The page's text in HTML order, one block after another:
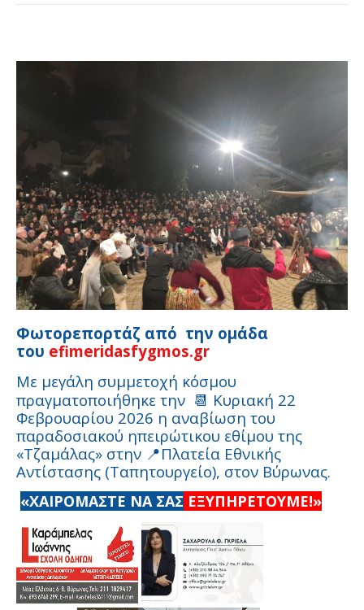
Φωτορεπορτάζ από την ομάδα
του efimeridasfygmos.gr
Με μεγάλη συμμετοχή κόσμου
πραγματοποιήθηκε την 📆 Κυριακή 22
Φεβρουαρίου 2026 η αναβίωση του
παραδοσιακού ηπειρώτικου εθίμου της
«Τζαμάλας» στην 📍Πλατεία Εθνικής
Αντίστασης (Ταπητουργείο), στον Βύρωνας.
«ΧΑΙΡΟΜΑΣΤΕ ΝΑ ΣΑΣ ΕΞΥΠΗΡΕΤΟΥΜΕ!»